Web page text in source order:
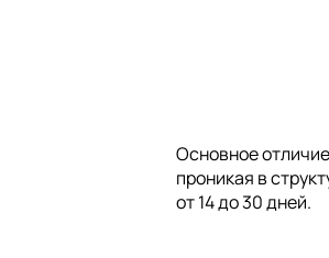
Основное
проникая в
от 14 до 30 дней.